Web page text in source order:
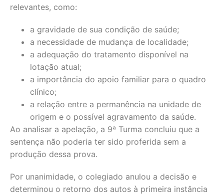
relevantes, como:
a gravidade de sua condição de saúde;
a necessidade de mudança de localidade;
a adequação do tratamento disponível na
lotação atual;
a importância do apoio familiar para o quadro
clínico;
a relação entre a permanência na unidade de
origem e o possível agravamento da saúde.
Ao analisar a apelação, a 9ª Turma concluiu que a
sentença não poderia ter sido proferida sem a
produção dessa prova.
Por unanimidade, o colegiado anulou a decisão e
determinou o retorno dos autos à primeira instância